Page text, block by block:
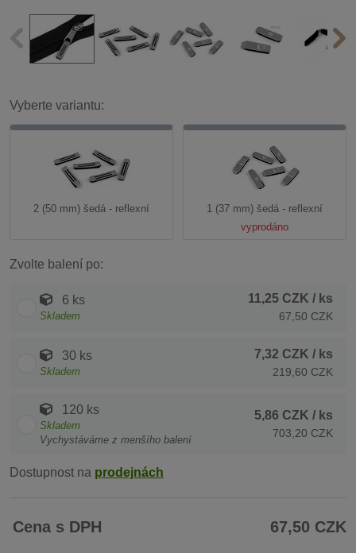
Vyberte variantu:
2 (50 mm) šedá - reflexní
1 (37 mm) šedá - reflexní
vyprodáno
Zvolte balení po:
6 ks
Skladem
11,25 CZK / ks
67,50 CZK
30 ks
Skladem
7,32 CZK / ks
219,60 CZK
120 ks
Skladem
Vychystáváme z menšího balení
5,86 CZK / ks
703,20 CZK
Dostupnost na prodejnách
Cena s DPH 67,50 CZK